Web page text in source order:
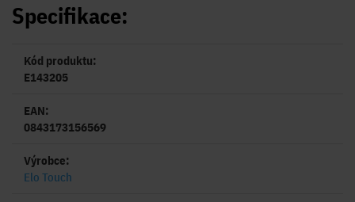
Specifikace:
Kód produktu:
E143205
EAN:
0843173156569
Výrobce:
Elo Touch